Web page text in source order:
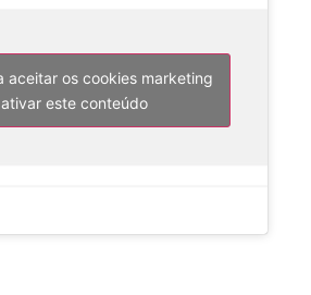
aceitar os cookies marketing
este conteúdo